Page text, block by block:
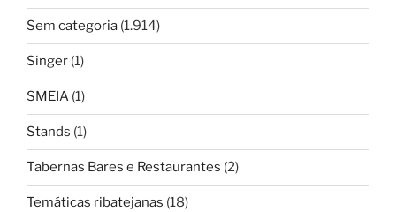
Sem categoria (1.914)
Singer (1)
SMEIA (1)
Stands (1)
Tabernas Bares e Restaurantes (2)
Temáticas ribatejanas (18)